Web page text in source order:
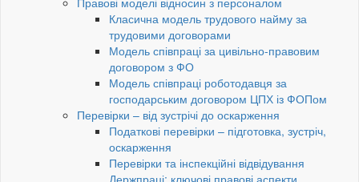
Класична модель трудового найму за
трудовими договорами
Модель співпраці за цивільно-правовим
договором з ФО
Модель співпраці роботодавця за
господарським договором ЦПХ із ФОПом
Перевірки – від зустрічі до оскарження
Податкові перевірки – підготовка, зустріч,
оскарження
Перевірки та інспекційні відвідування